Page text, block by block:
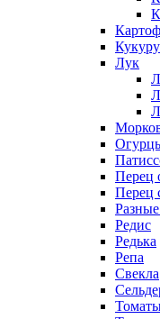
Лук
Перец
Перец
Редис
Редька
Репа
Свекла